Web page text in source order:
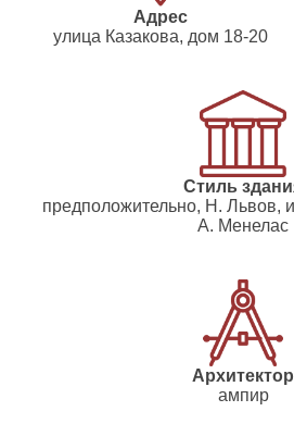
Адрес
улица Казакова, дом 18-20
Стиль
предположительно, Н. Львов,
А. Менелас
Архитектор
ампир